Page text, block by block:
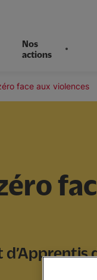
Nos
actions
face aux violences